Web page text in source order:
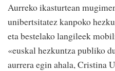
Aurreko ikasturtean
unibertsitatez kanpoko
eta bestelako langileek
«euskal hezkuntza publiko
aurrera egin ahala, Cristina